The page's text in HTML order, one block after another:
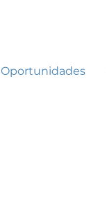
Oportunidades